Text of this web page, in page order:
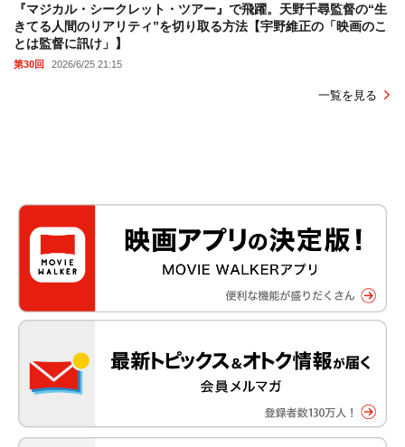
『マジカル・シークレット・ツアー』で飛躍。天野千尋監督の“生
きてる人間のリアリティ”を切り取る方法【宇野維正の「映画のこ
とは監督に訊け」】
第30回 2026/6/25 21:15
一覧を見る